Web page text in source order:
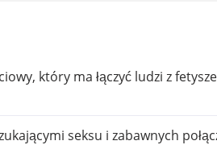
który ma łączyć ludzi z
seksu i zabawnych